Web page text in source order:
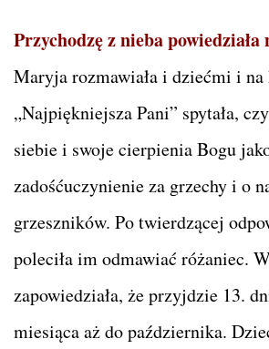
Przychodzę z nieba
Maryja rozmawiała i dziećmi i
„Najpiękniejsza Pani” spytała,
siebie i swoje cierpienia Bogu
zadośćuczynienie za grzechy i o
grzeszników. Po twierdzącej
poleciła im odmawiać różaniec.
zapowiedziała, że przyjdzie 13.
miesiąca aż do października.